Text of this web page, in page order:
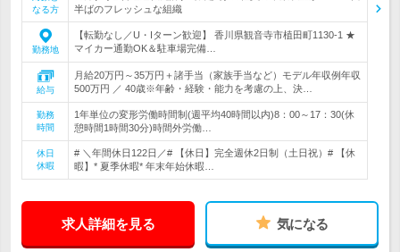
なる方
半ばのフレッシュな組織
勤務地
【転勤なし／U・Iターン歓迎】 香川県観音寺市植田町1130-1 ★
マイカー通勤OK＆駐車場完備…
給与
月給20万円～35万円＋諸手当（家族手当など）モデル年収例年収
500万円 ／ 40歳※年齢・経験・能力を考慮の上、決…
勤務
時間
1年単位の変形労働時間制(週平均40時間以内)8：00～17：30(休
憩時間1時間30分)時間外労働…
休日
休暇
# ＼年間休日122日／# 【休日】完全週休2日制（土日祝）# 【休
暇】* 夏季休暇* 年末年始休暇…
求人詳細を見る 気になる